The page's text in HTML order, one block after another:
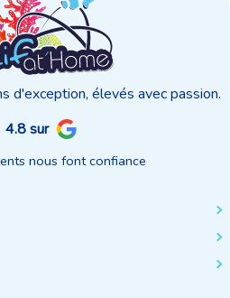
d'exception, élevés avec passion.
4.8 sur
nous font confiance